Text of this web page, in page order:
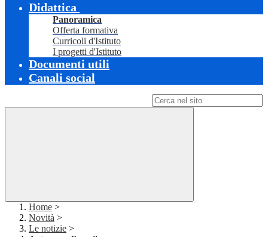
Didattica
Panoramica
Offerta formativa
Curricoli d'Istituto
I progetti d'Istituto
Documenti utili
Canali social
Home >
Novità >
Le notizie >